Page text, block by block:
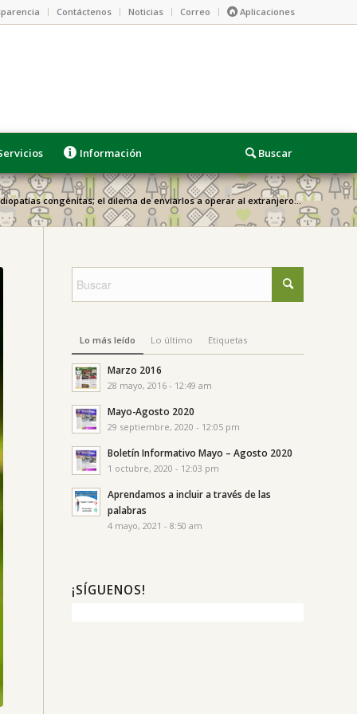
Contáctenos Noticias Correo Aplicaciones
Información
congénitas; el dilema de enviarlos a operar al extranjero...
Lo más leído Lo último Etiquetas
Marzo 2016
28 mayo, 2016 - 12:49 am
Mayo-Agosto 2020
29 septiembre, 2020 - 12:05 pm
Boletín Informativo Mayo – Agosto 2020
1 octubre, 2020 - 12:03 pm
Aprendamos a incluir a través de las
palabras
4 mayo, 2021 - 8:50 am
¡SÍGUENOS!